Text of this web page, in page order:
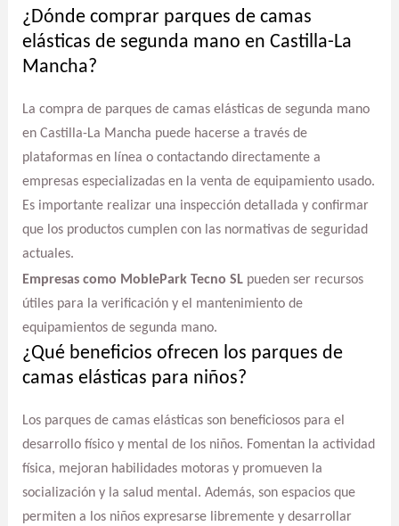
¿Dónde comprar parques de camas
elásticas de segunda mano en Castilla-La
Mancha?
La compra de parques de camas elásticas de segunda mano
en Castilla-La Mancha puede hacerse a través de
plataformas en línea o contactando directamente a
empresas especializadas en la venta de equipamiento usado.
Es importante realizar una inspección detallada y confirmar
que los productos cumplen con las normativas de seguridad
actuales.
Empresas como MoblePark Tecno SLpueden ser recursos
útiles para la verificación y el mantenimiento de
equipamientos de segunda mano.
¿Qué beneficios ofrecen los parques de
camas elásticas para niños?
Los parques de camas elásticas son beneficiosos para el
desarrollo físico y mental de los niños. Fomentan la actividad
física, mejoran habilidades motoras y promueven la
socialización y la salud mental. Además, son espacios que
permiten a los niños expresarse libremente y desarrollar